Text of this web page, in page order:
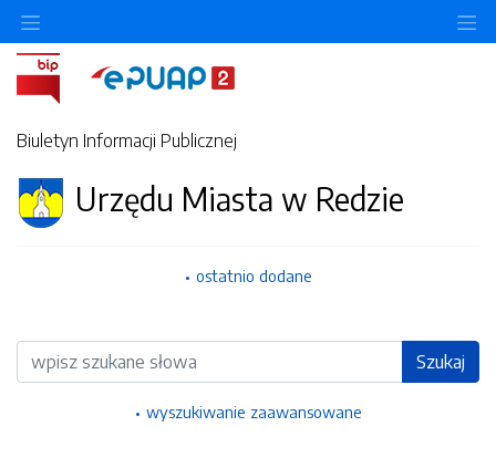
Biuletyn Informacji Publicznej
Urzędu Miasta w Redzie
ostatnio dodane
Wyszukiwarka Szukaj
wyszukiwanie zaawansowane